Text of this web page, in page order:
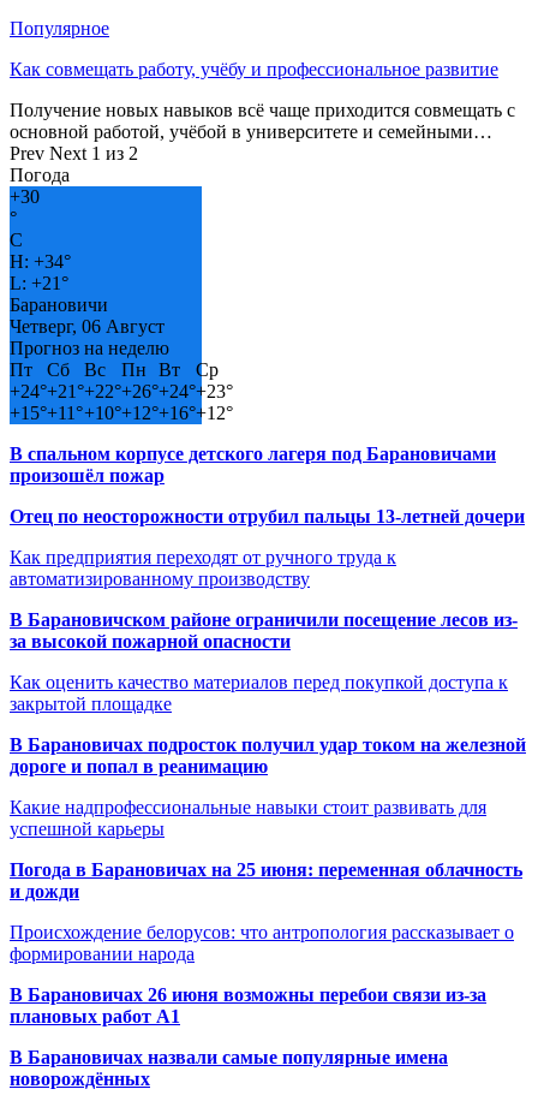
Популярное
Как совмещать работу, учёбу и профессиональное развитие
Получение новых навыков всё чаще приходится совмещать с
основной работой, учёбой в университете и семейными…
Prev Next 1 из 2
Погода
+30
°
C
H: +34°
L: +21°
Барановичи
Четверг, 06 Август
Прогноз на неделю
Пт
Сб Вс Пн Вт
Ср
+24°+21°+22°+26°+24°+23°
+15°+11°+10°+12°+16°+12°
В спальном корпусе детского лагеря под Барановичами
произошёл пожар
Отец по неосторожности отрубил пальцы 13-летней дочери
Как предприятия переходят от ручного труда к
автоматизированному производству
В Барановичском районе ограничили посещение лесов из-
за высокой пожарной опасности
Как оценить качество материалов перед покупкой доступа к
закрытой площадке
В Барановичах подросток получил удар током на железной
дороге и попал в реанимацию
Какие надпрофессиональные навыки стоит развивать для
успешной карьеры
Погода в Барановичах на 25 июня: переменная облачность
и дожди
Происхождение белорусов: что антропология рассказывает о
формировании народа
В Барановичах 26 июня возможны перебои связи из-за
плановых работ A1
В Барановичах назвали самые популярные имена
новорождённых